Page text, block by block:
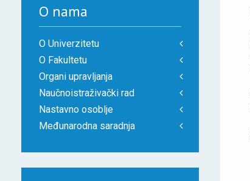
O nama
O Univerzitetu
O Fakultetu
Organi upravljanja
Naučnoistraživački rad
Nastavno osoblje
Međunarodna saradnja